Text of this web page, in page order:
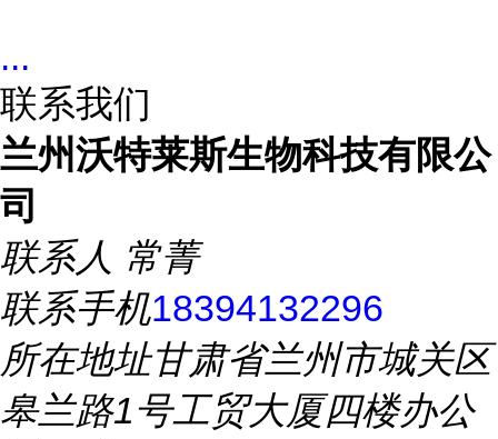
...
联系我们
兰州沃特莱斯生物科技有限公
司
联系人 常菁
联系手机18394132296
所在地址甘肃省兰州市城关区
皋兰路1号工贸大厦四楼办公